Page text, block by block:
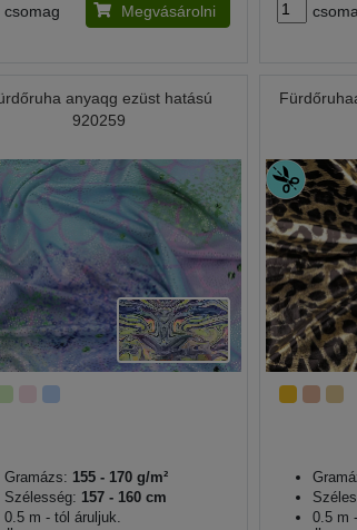
csomag Megvásárolni
anyaqg ezüst hatású
920259
Gramázs: 155 - 170 g/m²
Szélesség: 157 - 160 cm
0.5 m - tól áruljuk.
0.5 m